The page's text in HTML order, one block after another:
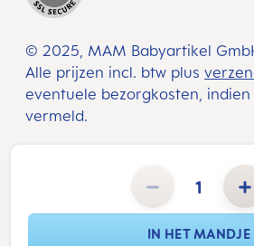
Producthoeveelheid: Voer de gewenste hoeveelheid in of
IN HET MANDJE
© 2025, MAM Babyartikel
Alle prijzen incl. btw plus
eventuele bezorgkosten,
vermeld.